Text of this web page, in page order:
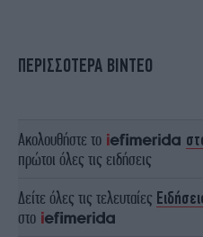
ΠΕΡΙΣΣΟΤΕΡΑ ΒΙΝΤΕΟ
Ακολουθήστε το
πρώτοι όλες τις ειδήσεις
Δείτε όλες τις τελευταίες
στο